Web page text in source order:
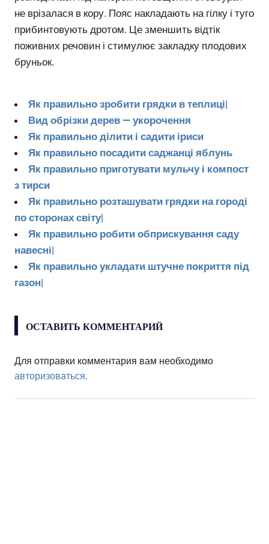
не врізалася в кору. Пояс накладають на гілку і туго
прибинтовують дротом. Це зменшить відтік
поживних речовин і стимулює закладку плодових
бруньок.
Як правильно зробити грядки в теплиці|
Вид обрізки дерев — укорочення
Як правильно ділити і садити іриси
Як правильно посадити саджанці яблунь
Як правильно приготувати мульчу і компост
з тирси
Як правильно розташувати грядки на городі
по сторонах світу|
Як правильно робити обприскування саду
навесні|
Як правильно укладати штучне покриття під
газон|
ОСТАВИТЬ КОММЕНТАРИЙ
Для отправки комментария вам необходимо
авторизоваться.